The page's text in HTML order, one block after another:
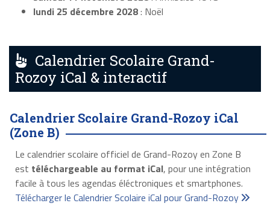
lundi 25 décembre 2028: Noël
Calendrier Scolaire Grand-
Rozoy iCal & interactif
Calendrier Scolaire Grand-Rozoy iCal
(Zone B)
Le calendrier scolaire officiel de Grand-Rozoy en Zone B
est téléchargeable au format iCal, pour une intégration
facile à tous les agendas éléctroniques et smartphones.
Télécharger le Calendrier Scolaire iCal pour Grand-Rozoy